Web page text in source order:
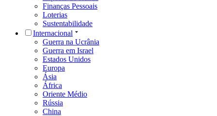
Finanças Pessoais
Loterias
Sustentabilidade
Internacional
Guerra na Ucrânia
Guerra em Israel
Estados Unidos
Europa
Ásia
África
Oriente Médio
Rússia
China